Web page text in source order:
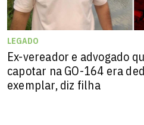
LEGADO
Ex-vereador e advogado
capotar na GO-164 era
exemplar, diz filha